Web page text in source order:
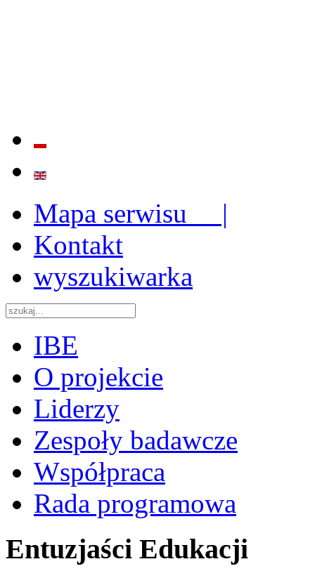
Mapa serwisu |
Kontakt
wyszukiwarka
IBE
O projekcie
Liderzy
Zespoły badawcze
Współpraca
Rada programowa
Entuzjaści Edukacji